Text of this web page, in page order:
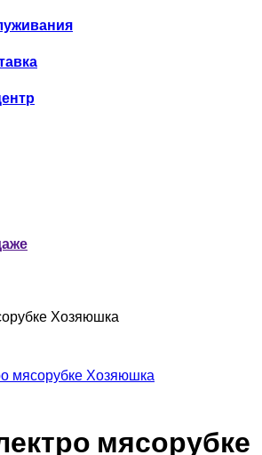
Хозяюшка
мясорубке Хозяюшка
мясорубке